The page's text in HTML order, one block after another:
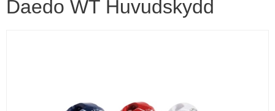
Daedo WT Huvudskydd